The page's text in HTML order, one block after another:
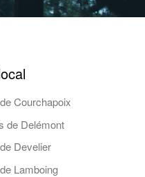
Courchapoix
de Delémont
Develier
Lamboing